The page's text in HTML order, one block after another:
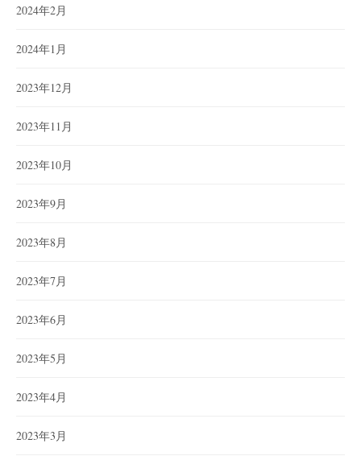
2024年2月
2024年1月
2023年12月
2023年11月
2023年10月
2023年9月
2023年8月
2023年7月
2023年6月
2023年5月
2023年4月
2023年3月